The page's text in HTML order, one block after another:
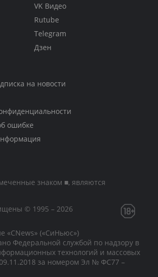
VK Видео
Rutube
Telegram
Дзен
на новости
ошибке
знаком ■, являются
© 1995 – 2026
«CNews» («СиНьюс»)
Федеральной службой по надзору в
технологий и массовых
за номером Эл № ФС77 –